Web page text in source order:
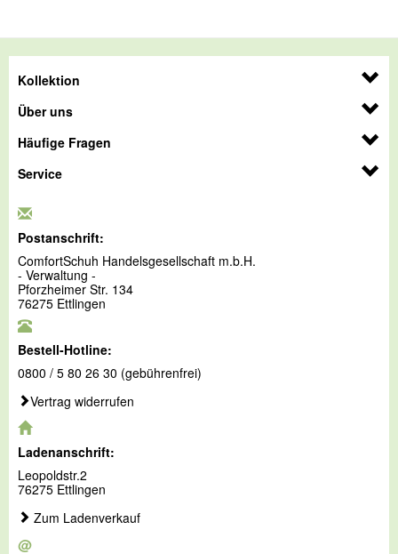
Kollektion
Über uns
Häufige Fragen
Service
Postanschrift:
ComfortSchuh Handelsgesellschaft m.b.H.
- Verwaltung -
Pforzheimer Str. 134
76275 Ettlingen
Bestell-Hotline:
0800 / 5 80 26 30 (gebührenfrei)
Vertrag widerrufen
Ladenanschrift:
Leopoldstr.2
76275 Ettlingen
Zum Ladenverkauf
@